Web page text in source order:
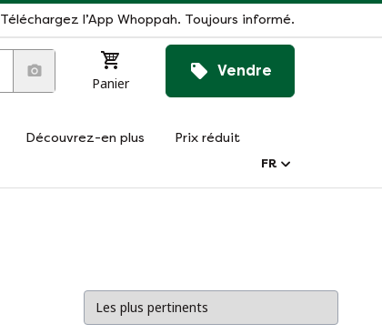
Téléchargez l’App Whoppah. Toujours informé.
Panier
Vendre
Découvrez-en plus
Prix réduit
FR